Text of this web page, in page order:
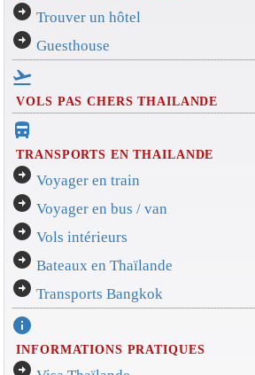
arrow_circle_right Trouver un hôtel
arrow_circle_right Guesthouse
flight_takeoff
VOLS PAS CHERS THAILANDE
directions_bus_filled
TRANSPORTS EN THAILANDE
arrow_circle_right Voyager en train
arrow_circle_right Voyager en bus / van
arrow_circle_right Vols intérieurs
arrow_circle_right Bateaux en Thaïlande
arrow_circle_right Transports Bangkok
info
INFORMATIONS PRATIQUES
arrow_circle_right